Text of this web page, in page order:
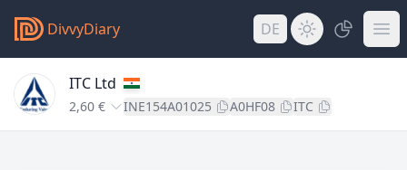
DivvyDiary DE
ITC Ltd
2,60 € INE154A01025 A0HF08 ITC